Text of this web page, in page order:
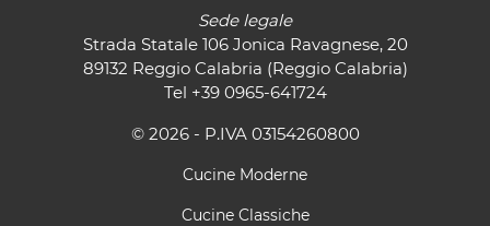
Sede legale
Strada Statale 106 Jonica Ravagnese, 20
89132 Reggio Calabria (Reggio Calabria)
Tel +39 0965-641724
© 2026 - P.IVA 03154260800
Cucine Moderne
Cucine Classiche